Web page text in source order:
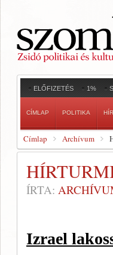
ELŐFIZETÉS 1%
CÍMLAP POLITIKA
Címlap Archívum
ÍRTA:
Izrael